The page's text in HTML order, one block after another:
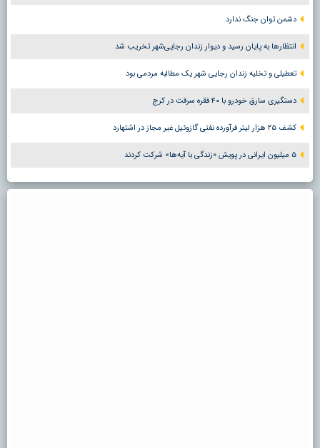
دشمن توان جنگ ندارد
انتظارها به پایان رسید و دیوار زندان رجایی‌شهر تخریب شد
تعطیلی و تخلیه زندان رجایی شهر یک مطالبه مردمی بود
دستگیری سارق خودرو با ۴۰ فقره سرقت در کرج
کشف ۲۵ هزار لیتر فرآورده نفتی گازوئیل غیر مجاز در اشتهارد
۵ میلیون ایرانی در پویش «زندگی با آیه‌ها» شرکت کردند